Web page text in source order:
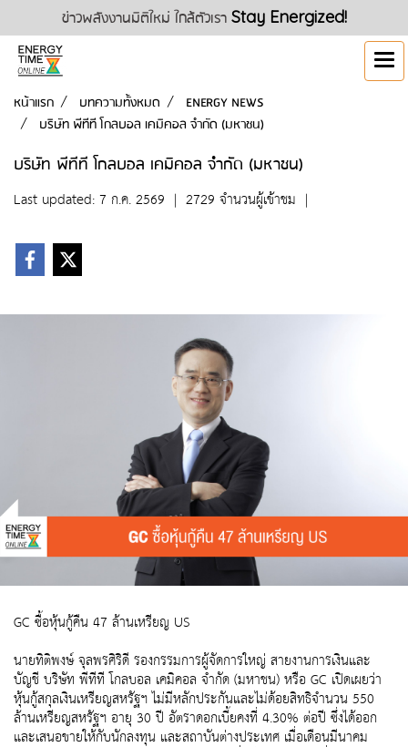
ข่าวพลังงานมิติใหม่ ใกล้ตัวเรา Stay Energized!
หน้าแรก บทความทั้งหมด
ENERGY NEWS
บริษัท พีทีที โกลบอล เคมิคอล จำกัด (มหาชน)
บริษัท พีทีที โกลบอล เคมิคอล จำกัด (มหาชน)
Last updated: 7 ก.ค. 2569 | 2729 จำนวนผู้เข้าชม |
GC ซื้อหุ้นกู้คืน 47 ล้านเหรียญ US
นายทิติพงษ์ จุลพรศิริดี รองกรรมการผู้จัดการใหญ่ สายงานการเงินและ
บัญชี บริษัท พีทีที โกลบอล เคมิคอล จำกัด (มหาชน) หรือ GC เปิดเผยว่า
หุ้นกู้สกุลเงินเหรียญสหรัฐฯ ไม่มีหลักประกันและไม่ด้อยสิทธิจำนวน 550
ล้านเหรียญสหรัฐฯ อายุ 30 ปี อัตราดอกเบี้ยคงที่ 4.30% ต่อปี ซึ่งได้ออก
และเสนอขายให้กับนักลงทุน และสถาบันต่างประเทศ เมื่อเดือนมีนาคม